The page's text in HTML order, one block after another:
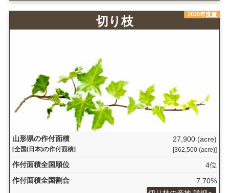
2020年度産
切り枝
山形県の作付面積
[全国(日本)の作付面積]
27,900 (acre)
[362,500 (acre)]
作付面積全国順位
4位
作付面積全国割合
7.70%